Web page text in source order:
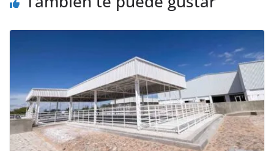
k